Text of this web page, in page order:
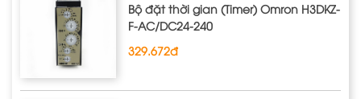
Bộ đặt thời gian (Timer) Omron H3DKZ‐
F‐AC/DC24‐240
329.672đ